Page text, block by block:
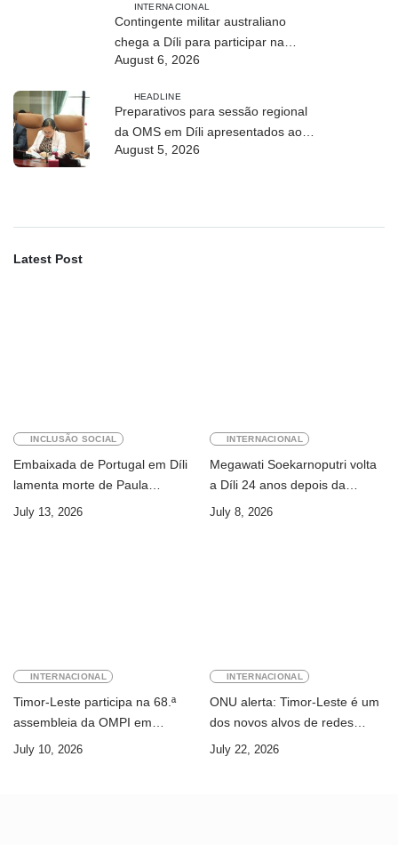
INTERNACIONAL
Contingente militar australiano
chega a Díli para participar na
Maratona Internacional de 2026
August 6, 2026
HEADLINE
Preparativos para sessão regional
da OMS em Díli apresentados ao
Conselho de Ministros
August 5, 2026
Latest Post
INCLUSÃO SOCIAL
Embaixada de Portugal em Díli
lamenta morte de Paula
Ferreira Pinto
July 13, 2026
INTERNACIONAL
Megawati Soekarnoputri volta
a Díli 24 anos depois da
primeira visita
July 8, 2026
INTERNACIONAL
Timor-Leste participa na 68.ª
assembleia da OMPI em
Genebra
July 10, 2026
INTERNACIONAL
ONU alerta: Timor-Leste é um
dos novos alvos de redes
internacionais de cibercrime
July 22, 2026